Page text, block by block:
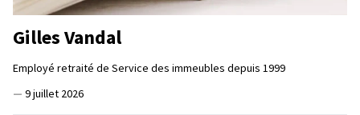
Gilles Vandal
Employé retraité de Service des immeubles depuis 1999
— 9 juillet 2026